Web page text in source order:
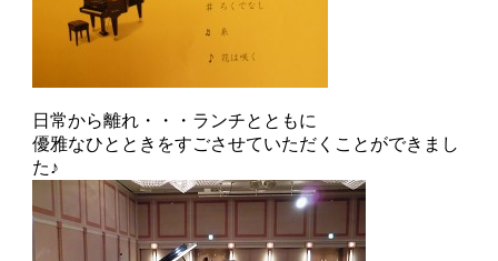
日常から離れ・・・ランチとともに
優雅なひとときをすごさせていただくことができまし
た♪